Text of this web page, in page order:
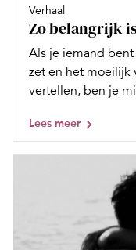
Verhaal
Zo belangrijk
Als je iemand
zet en het moeilijk
vertellen, ben je
Lees meer